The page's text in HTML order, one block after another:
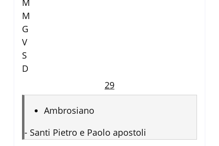
M
M
G
V
S
D
29
Ambrosiano
- Santi Pietro e Paolo apostoli